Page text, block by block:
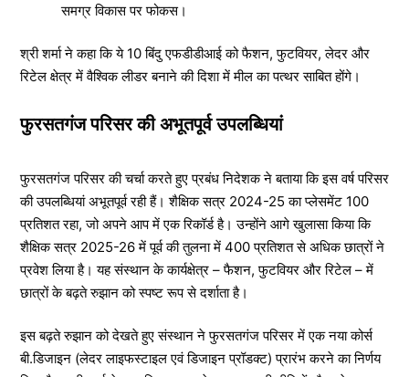
समग्र विकास पर फोकस।
श्री शर्मा ने कहा कि ये 10 बिंदु एफडीडीआई को फैशन, फुटवियर, लेदर और
रिटेल क्षेत्र में वैश्विक लीडर बनाने की दिशा में मील का पत्थर साबित होंगे।
फुरसतगंज परिसर की अभूतपूर्व उपलब्धियां
फुरसतगंज परिसर की चर्चा करते हुए प्रबंध निदेशक ने बताया कि इस वर्ष परिसर
की उपलब्धियां अभूतपूर्व रही हैं। शैक्षिक सत्र 2024-25 का प्लेसमेंट 100
प्रतिशत रहा, जो अपने आप में एक रिकॉर्ड है। उन्होंने आगे खुलासा किया कि
शैक्षिक सत्र 2025-26 में पूर्व की तुलना में 400 प्रतिशत से अधिक छात्रों ने
प्रवेश लिया है। यह संस्थान के कार्यक्षेत्र – फैशन, फुटवियर और रिटेल – में
छात्रों के बढ़ते रुझान को स्पष्ट रूप से दर्शाता है।
इस बढ़ते रुझान को देखते हुए संस्थान ने फुरसतगंज परिसर में एक नया कोर्स
बी.डिजाइन (लेदर लाइफस्टाइल एवं डिजाइन प्रॉडक्ट) प्रारंभ करने का निर्णय